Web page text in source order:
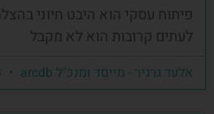
פיתוח עסקי הוא היבט חיוני
לעתים קרובות הוא לא מקבל
אלעד גרגיר - מייסד ומנכ"ל arcdb